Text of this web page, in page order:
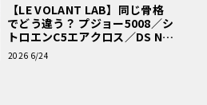
【LE VOLANT LAB】同じ骨格
でどう違う？ プジョー5008／シ
トロエンC5エアクロス／DS Nº4
読者一気乗りレポート
2026 6/24